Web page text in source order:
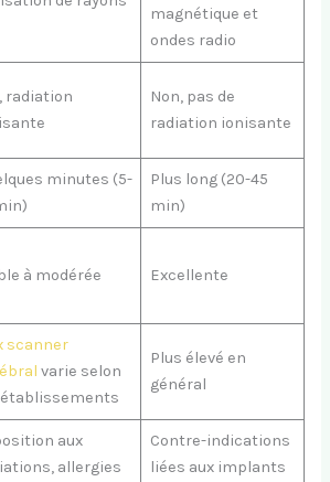
magnétique et
ondes radio
radiation
Non, pas de
radiation ionisante
minutes (5-
Plus long (20-45
min)
à modérée Excellente
scanner
varie selon
établissements
Plus élevé en
général
aux
allergies
Contre-indications
liées aux implants